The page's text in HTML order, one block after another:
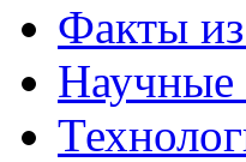
Факты
Научные